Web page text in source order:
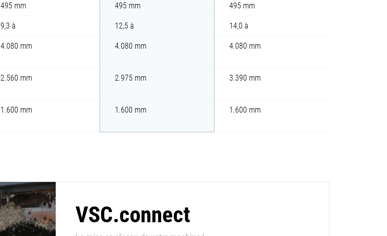
495 mm 495 mm 495 mm
9,3 à 12,5 à 14,0 à
4.080 mm 4.080 mm 4.080 mm
2.560 mm 2.975 mm 3.390 mm
1.600 mm 1.600 mm 1.600 mm
VSC.connect